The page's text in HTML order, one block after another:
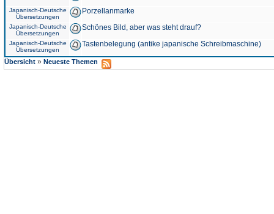
Japanisch-Deutsche
Übersetzungen
Porzellanmarke
Japanisch-Deutsche
Übersetzungen
Schönes Bild, aber was steht drauf?
Japanisch-Deutsche
Übersetzungen
Tastenbelegung (antike japanische Schreibmaschine)
Übersicht » Neueste Themen